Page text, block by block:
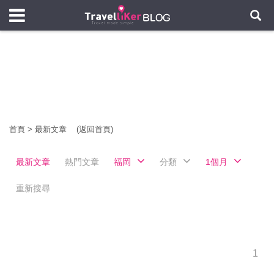
首頁 > 最新文章 (返回首頁)
最新文章 熱門文章 福岡 分類 1個月
重新搜尋
1